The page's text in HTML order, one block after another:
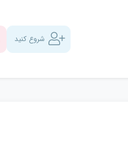
شروع کنید